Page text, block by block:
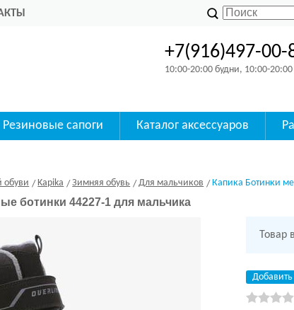
+7(916)497-00-
10:00-20:00 будни, 10:00-
Резиновые сапоги Каталог аксессуаров
обуви Kapika Зимняя обувь Для мальчиков Капика Ботинки
ботинки 44227-1 для мальчика
Товар